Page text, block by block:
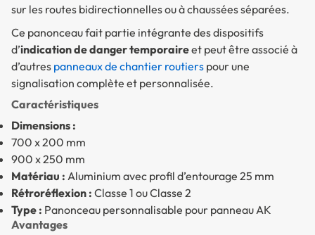
sur les routes bidirectionnelles ou à chaussées séparées.
Ce panonceau fait partie intégrante des dispositifs
d’indication de danger temporaireet peut être associé à
d’autres panneaux de chantier routiers pour une
signalisation complète et personnalisée.
Caractéristiques
Dimensions :
700 x 200 mm
900 x 250 mm
Matériau : Aluminium avec profil d’entourage 25 mm
Rétroréflexion : Classe 1 ou Classe 2
Type : Panonceau personnalisable pour panneau AK
Avantages